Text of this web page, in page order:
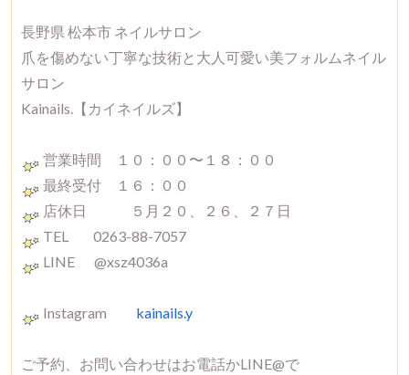
長野県 松本市 ネイルサロン
爪を傷めない丁寧な技術と大人可愛い美フォルムネイル
サロン
Kainails.【カイネイルズ】
営業時間 １０：００〜１８：００
最終受付 １６：００
店休日 ５月２０、２６、２７日
TEL 0263-88-7057
LINE @xsz4036a
Instagram kainails.y
ご予約、お問い合わせはお電話かLINE@で